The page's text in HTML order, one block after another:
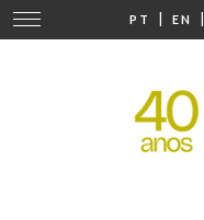
PT | EN |
Cambiar
navegación